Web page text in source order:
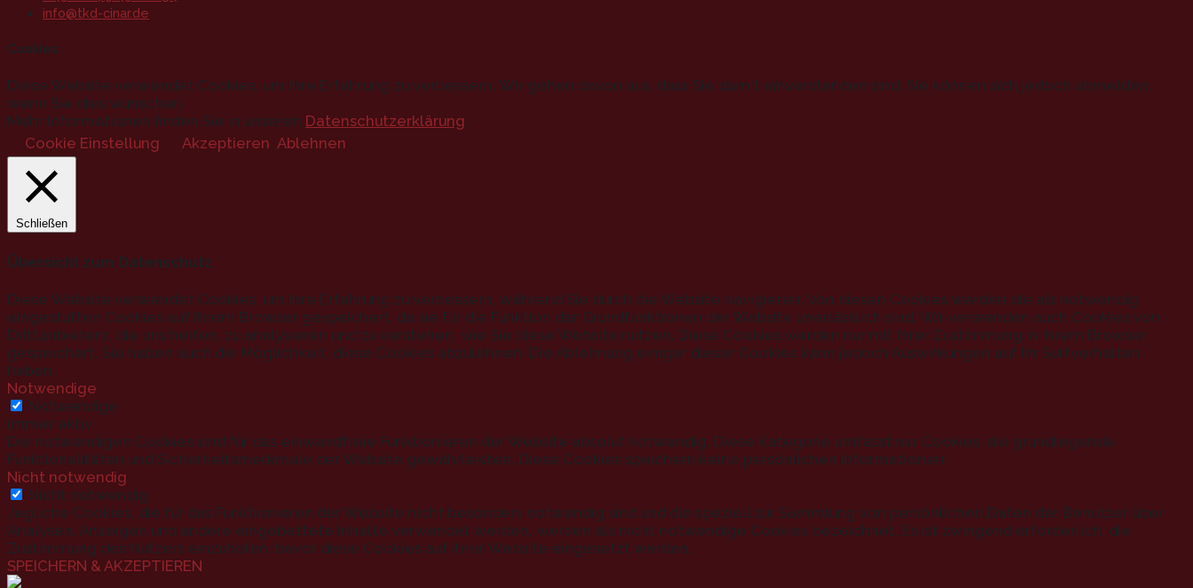
info@tkd-cinar.de
Cookies
Diese Website verwendet Cookies, um Ihre Erfahrung zu verbessern. Wir gehen davon aus, dass Sie damit einverstanden sind, Sie können sich jedoch abmelden,
wenn Sie dies wünschen.
Mehr Informationen finden Sie in unseren Datenschutzerklärung.
Cookie Einstellung
Akzeptieren Ablehnen
Schließen
Übersicht zum Datenschutz
Diese Website verwendet Cookies, um Ihre Erfahrung zu verbessern, während Sie durch die Website navigieren. Von diesen Cookies werden die als notwendig
eingestuften Cookies auf Ihrem Browser gespeichert, da sie für die Funktion der Grundfunktionen der Website unerlässlich sind. Wir verwenden auch Cookies von
Drittanbietern, die uns helfen, zu analysieren und zu verstehen, wie Sie diese Website nutzen. Diese Cookies werden nur mit Ihrer Zustimmung in Ihrem Browser
gespeichert. Sie haben auch die Möglichkeit, diese Cookies abzulehnen. Die Ablehnung einiger dieser Cookies kann jedoch Auswirkungen auf Ihr Surfverhalten
haben.
Notwendige
Notwendige
immer aktiv
Die notwendigen Cookies sind für das einwandfreie Funktionieren der Website absolut notwendig. Diese Kategorie umfasst nur Cookies, die grundlegende
Funktionalitäten und Sicherheitsmerkmale der Website gewährleisten. Diese Cookies speichern keine persönlichen Informationen.
Nicht notwendig
Nicht notwendig
Jegliche Cookies, die für das Funktionieren der Website nicht besonders notwendig sind und die speziell zur Sammlung von persönlichen Daten der Benutzer über
Analysen, Anzeigen und andere eingebettete Inhalte verwendet werden, werden als nicht notwendige Cookies bezeichnet. Es ist zwingend erforderlich, die
Zustimmung des Nutzers einzuholen, bevor diese Cookies auf Ihrer Website eingesetzt werden.
SPEICHERN & AKZEPTIEREN